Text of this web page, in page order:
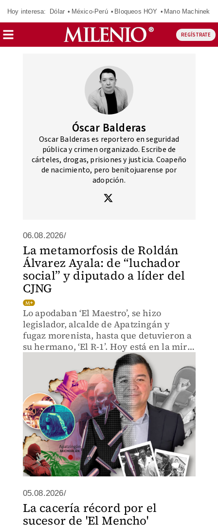
Hoy interesa: Dólar México-Perú Bloqueos HOY Mano Machinek
REGÍSTRATE
Óscar Balderas
Oscar Balderas es reportero en seguridad
pública y crimen organizado. Escribe de
cárteles, drogas, prisiones y justicia. Coapeño
de nacimiento, pero benitojuarense por
adopción.
06.08.2026/
La metamorfosis de Roldán
Álvarez Ayala: de “luchador
social” y diputado a líder del
CJNG
Lo apodaban ‘El Maestro’, se hizo
legislador, alcalde de Apatzingán y
fugaz morenista, hasta que detuvieron a
su hermano, ‘El R-1’. Hoy está en la mira
del gabinete de seguridad.
05.08.2026/
La cacería récord por el
sucesor de 'El Mencho'